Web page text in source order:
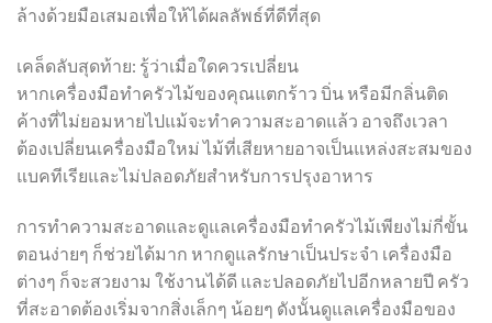
ล้างด้วยมือเสมอเพื่อให้ได้ผลลัพธ์ที่ดีที่สุด
เคล็ดลับสุดท้าย: รู้ว่าเมื่อใดควรเปลี่ยน
หากเครื่องมือทำครัวไม้ของคุณแตกร้าว บิ่น หรือมีกลิ่นติด
ค้างที่ไม่ยอมหายไปแม้จะทำความสะอาดแล้ว อาจถึงเวลา
ต้องเปลี่ยนเครื่องมือใหม่ ไม้ที่เสียหายอาจเป็นแหล่งสะสมของ
แบคทีเรียและไม่ปลอดภัยสำหรับการปรุงอาหาร
การทำความสะอาดและดูแลเครื่องมือทำครัวไม้เพียงไม่กี่ขั้น
ตอนง่ายๆ ก็ช่วยได้มาก หากดูแลรักษาเป็นประจำ เครื่องมือ
ต่างๆ ก็จะสวยงาม ใช้งานได้ดี และปลอดภัยไปอีกหลายปี ครัว
ที่สะอาดต้องเริ่มจากสิ่งเล็กๆ น้อยๆ ดังนั้นดูแลเครื่องมือของ